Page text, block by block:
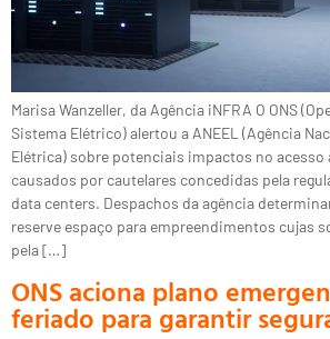
Marisa Wanzeller, da Agência iNFRA O ONS
Sistema Elétrico) alertou a ANEEL (Agência
Elétrica) sobre potenciais impactos no acesso
causados por cautelares concedidas pela
data centers. Despachos da agência
reserve espaço para empreendimentos cujas
pela […]
ONS aciona plano
feriado para garantir